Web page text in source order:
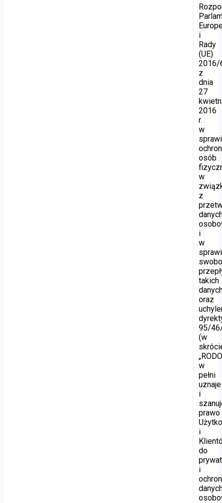
i
Rady
(UE)
2016/
z
dnia
27
2016
r.
w
osób
w
z
i
w
takich
oraz
95/
(w
w
pełni
uznaje
i
prawo
i
do
i